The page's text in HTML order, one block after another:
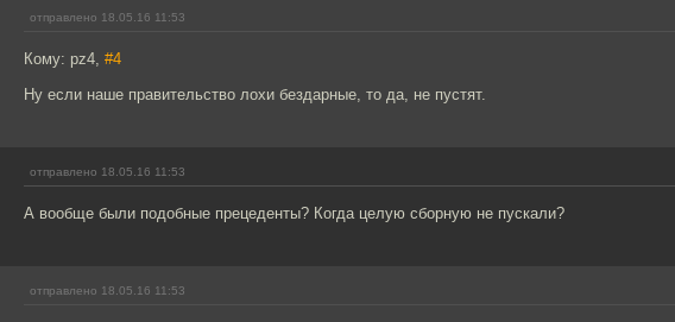
отправлено 18.05.16 11:53
Кому: pz4, #4
Ну если наше правительство лохи бездарные, то да, не пустят.
отправлено 18.05.16 11:53
А вообще были подобные прецеденты? Когда целую сборную не пускали?
отправлено 18.05.16 11:53